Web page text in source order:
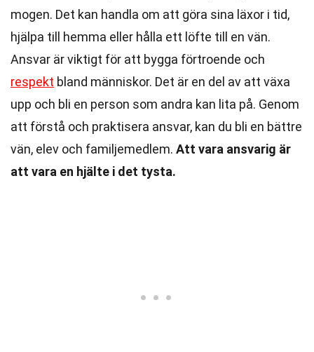
mogen. Det kan handla om att göra sina läxor i tid,
hjälpa till hemma eller hålla ett löfte till en vän.
Ansvar är viktigt för att bygga förtroende och
respekt bland människor. Det är en del av att växa
upp och bli en person som andra kan lita på. Genom
att förstå och praktisera ansvar, kan du bli en bättre
vän, elev och familjemedlem. Att vara ansvarig är
att vara en hjälte i det tysta.